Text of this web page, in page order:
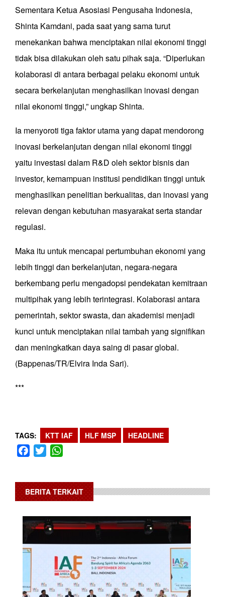
Sementara Ketua Asosiasi Pengusaha Indonesia,
Shinta Kamdani, pada saat yang sama turut
menekankan bahwa menciptakan nilai ekonomi tinggi
tidak bisa dilakukan oleh satu pihak saja. “Diperlukan
kolaborasi di antara berbagai pelaku ekonomi untuk
secara berkelanjutan menghasilkan inovasi dengan
nilai ekonomi tinggi,” ungkap Shinta.
Ia menyoroti tiga faktor utama yang dapat mendorong
inovasi berkelanjutan dengan nilai ekonomi tinggi
yaitu investasi dalam R&D oleh sektor bisnis dan
investor, kemampuan institusi pendidikan tinggi untuk
menghasilkan penelitian berkualitas, dan inovasi yang
relevan dengan kebutuhan masyarakat serta standar
regulasi.
Maka itu untuk mencapai pertumbuhan ekonomi yang
lebih tinggi dan berkelanjutan, negara-negara
berkembang perlu mengadopsi pendekatan kemitraan
multipihak yang lebih terintegrasi. Kolaborasi antara
pemerintah, sektor swasta, dan akademisi menjadi
kunci untuk menciptakan nilai tambah yang signifikan
dan meningkatkan daya saing di pasar global.
(Bappenas/TR/Elvira Inda Sari).
***
TAGS KTT IAF HLF MSP HEADLINE
Facebook
Twitter
BERITA TERKAIT